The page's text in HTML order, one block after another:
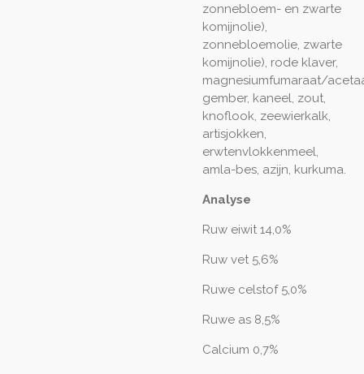
zonnebloem- en zwarte
komijnolie),
zonnebloemolie, zwarte
komijnolie), rode klaver,
magnesiumfumaraat/
gember, kaneel, zout,
knoflook, zeewierkalk,
artisjokken,
erwtenvlokkenmeel,
amla-bes, azijn, kurkuma.
Analyse
Ruw eiwit 14,0%
Ruw vet 5,6%
Ruwe celstof 5,0%
Ruwe as 8,5%
Calcium 0,7%